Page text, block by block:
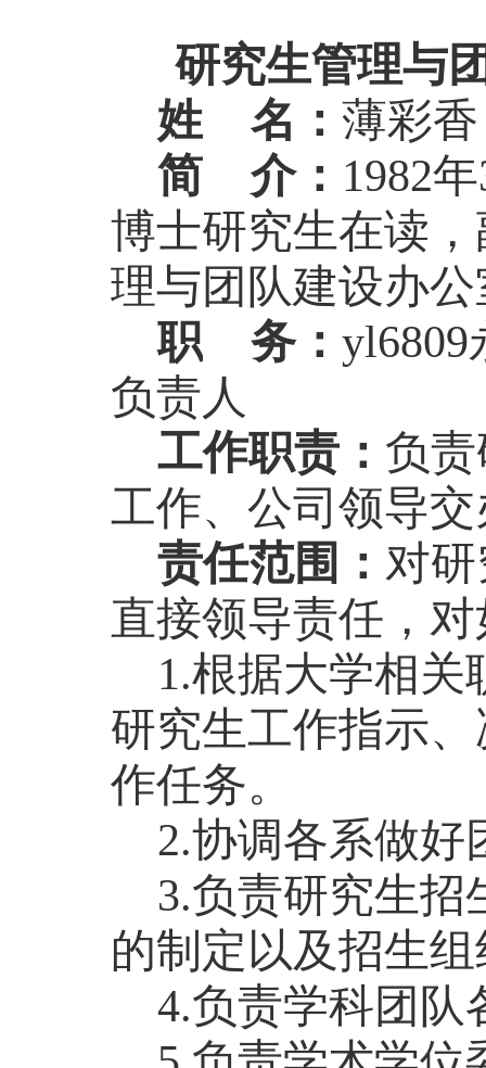
研究生管理与
姓
名： 薄彩香
简
介： 1982年
博士研究生在读 ，
理与团队建设办
职
务：
负责人
工作职责： 负
工作、公司领导
责任范围： 对
直接领导责任，
1.根据大学相
研究生工作指示
作任务。
2.协调各系做好
3.负责研究生招
的制定以及招生
4.负责学科团队